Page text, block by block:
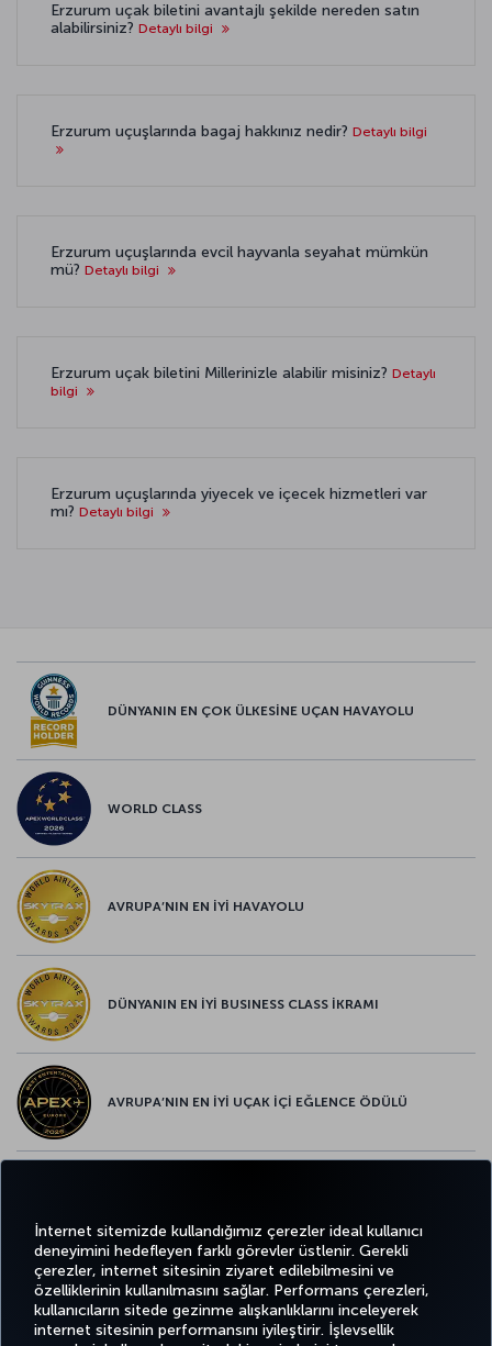
İnternet sitemizde kullandığımız çerezler ideal kullanıcı
deneyimini hedefleyen farklı görevler üstlenir. Gerekli
çerezler, internet sitesinin ziyaret edilebilmesini ve
özelliklerinin kullanılmasını sağlar. Performans çerezleri,
kullanıcıların sitede gezinme alışkanlıklarını inceleyerek
internet sitesinin performansını iyileştirir. İşlevsellik
Erzurum uçak biletini avantajlı şekilde nereden satın
alabilirsiniz? Detaylı bilgi
Erzurum uçuşlarında bagaj hakkınız nedir? Detaylı bilgi
Erzurum uçuşlarında evcil hayvanla seyahat mümkün
mü? Detaylı bilgi
Erzurum uçak biletini Millerinizle alabilir misiniz? Detaylı
bilgi
Erzurum uçuşlarında yiyecek ve içecek hizmetleri var
mı? Detaylı bilgi
DÜNYANIN EN ÇOK ÜLKESİNE UÇAN HAVAYOLU
WORLD CLASS
AVRUPA’NIN EN İYİ HAVAYOLU
DÜNYANIN EN İYİ BUSINESS CLASS İKRAMI
AVRUPA’NIN EN İYİ UÇAK İÇİ EĞLENCE ÖDÜLÜ
TwitterFacebook
Instagram
YoutubeLinkedIn
TiktokBlogPinterest